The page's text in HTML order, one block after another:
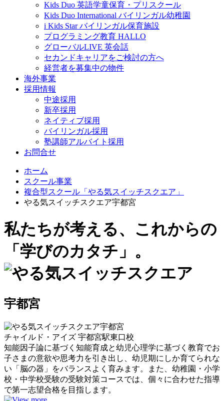
Kids Duo 英語学童保育・プリスクール
Kids Duo International バイリンガル幼稚園
i Kids Star バイリンガル保育施設
プログラミング教育 HALLO
グローバルLIVE 英会話
セカンドキャリアをご検討の方へ
経営者を募集中の物件
海外事業
採用情報
中途採用
新卒採用
ネイティブ採用
バイリンガル採用
塾講師アルバイト採用
お問合せ
ホーム
スクール事業
複合型スクール「やる気スイッチスクエア」
やる気スイッチスクエア宇都宮
私たちが考える、これからの
「学びのカタチ」。
宇都宮
チャイルド・アイズ 宇都宮駅東口校
知能因子論に基づく知能育成と幼児心理学に基づく教育でお
子さまの意欲や思考力を引き出し、幼児期にしか育てられな
い「脳の器」をバランスよく育みます。また、幼稚園・小学
校・中学校受験の受験対策コースでは、個々に合わせた指導
で第一志望合格を目指します。